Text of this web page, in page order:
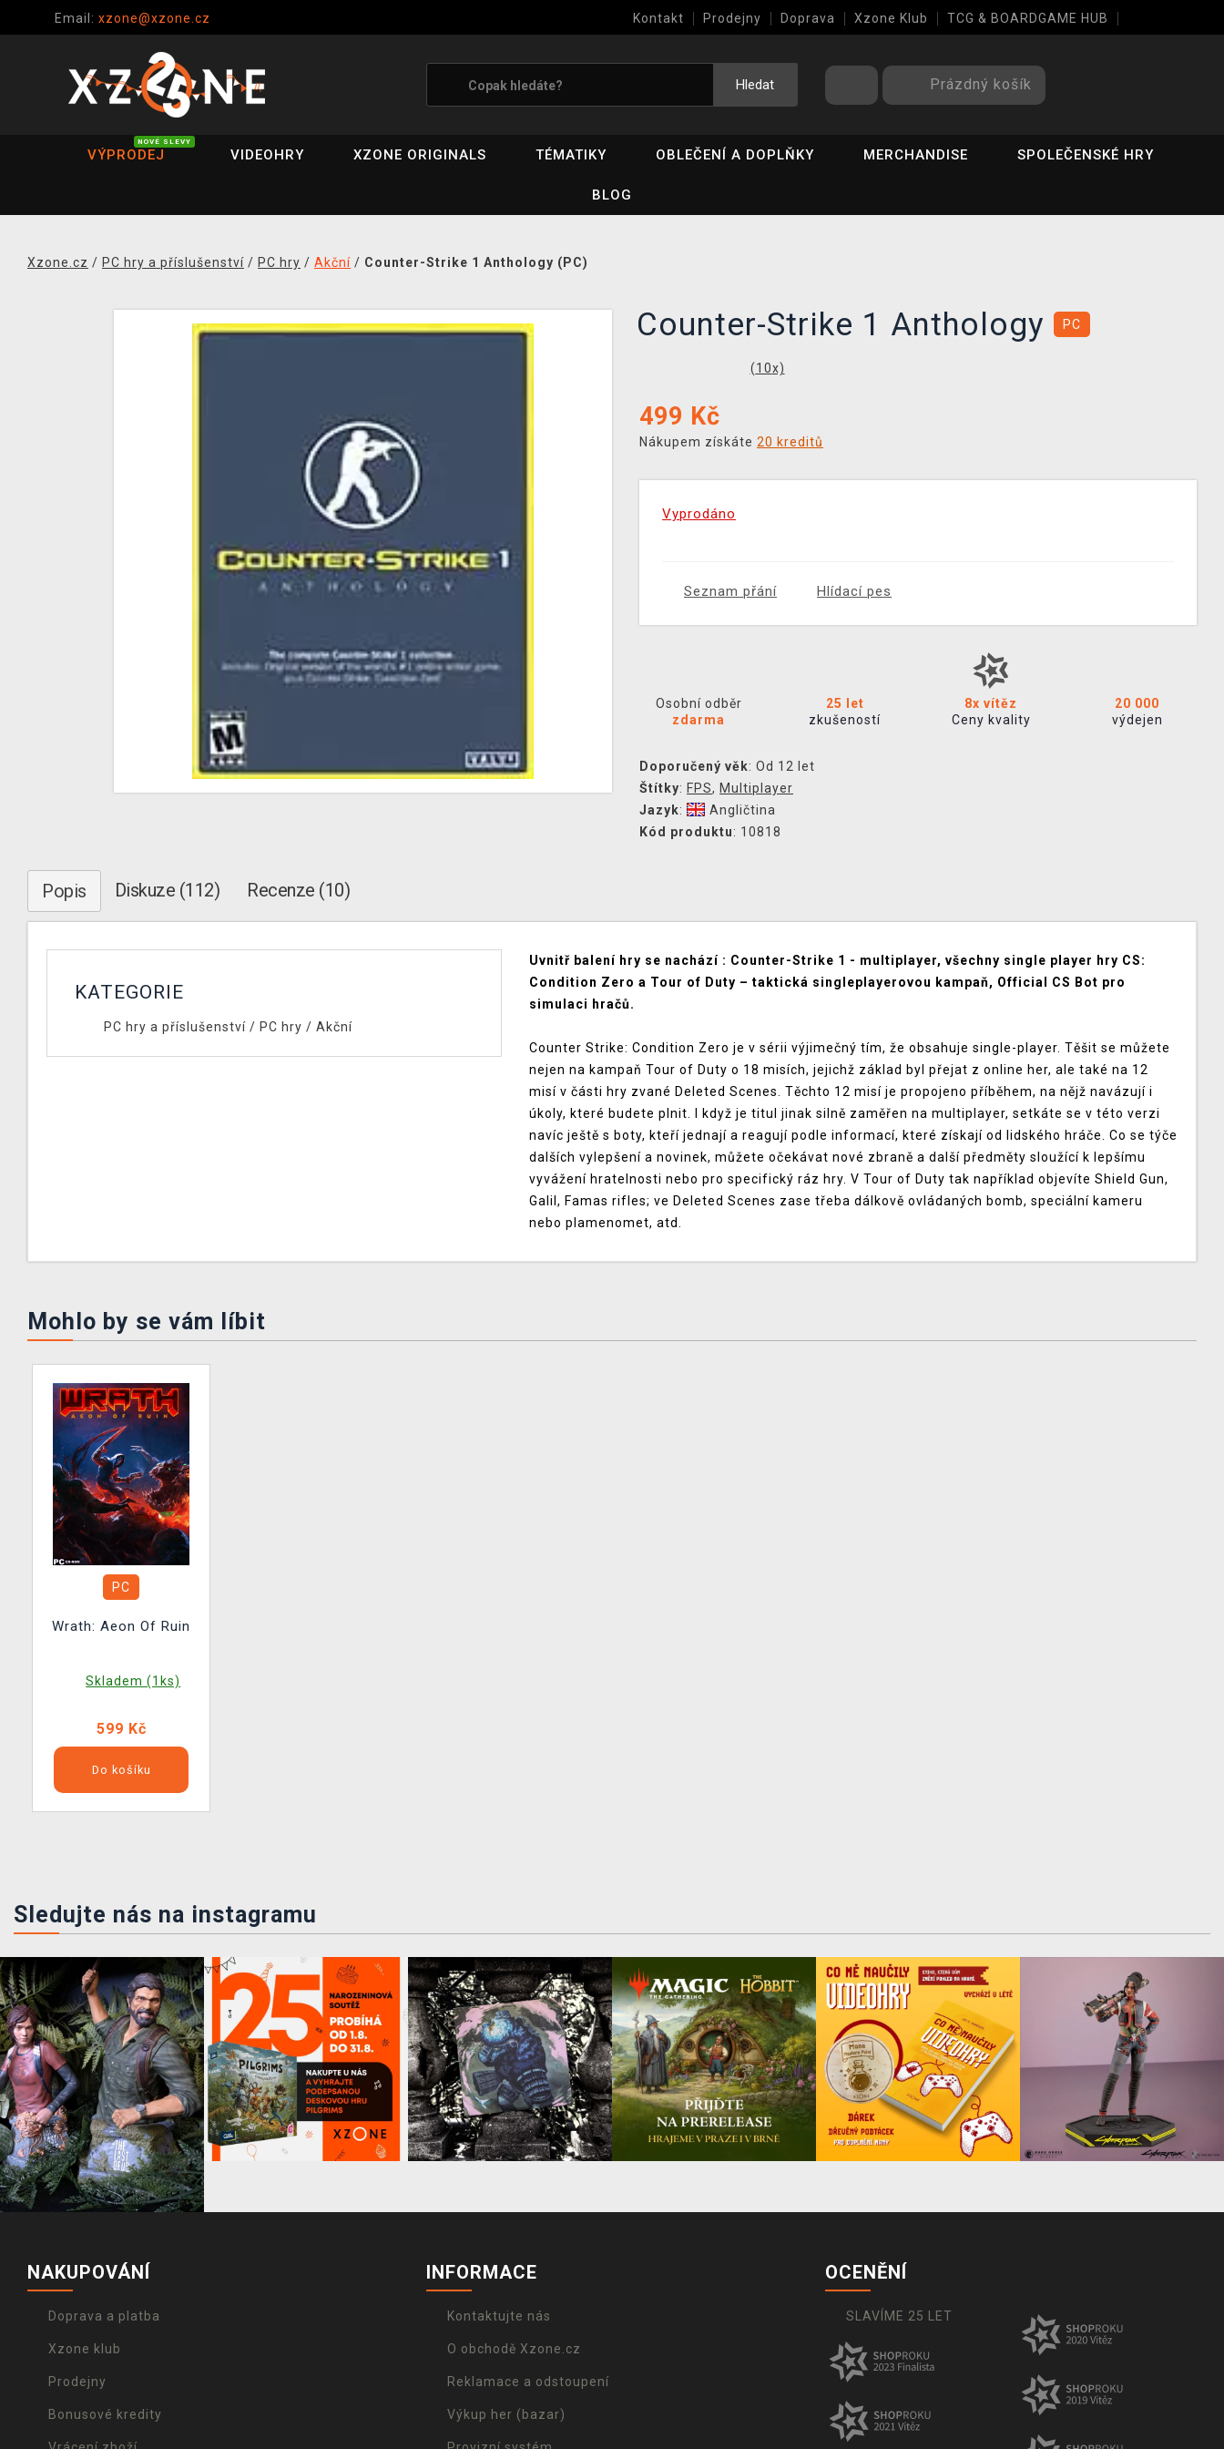
Email: xzone@xzone.cz Kontakt Prodejny Doprava Xzone Klub TCG & BOARDGAME HUB
Hledat Prázdný košík
VÝPRODEJ
NOVÉ SLEVY
VIDEOHRY XZONE ORIGINALS TÉMATIKY OBLEČENÍ A DOPLŇKY MERCHANDISE SPOLEČENSKÉ HRY
BLOG
Xzone.cz / PC hry a příslušenství / PC hry / Akční / Counter-Strike 1 Anthology (PC)
Counter-Strike 1 Anthology PC
(10x)
499 Kč
Nákupem získáte 20 kreditů
Vyprodáno
Seznam přání Hlídací pes
Osobní odběr
zdarma
25 let
zkušeností
8x vítěz
Ceny kvality
20 000
výdejen
Doporučený věk: Od 12 let
Štítky: FPS, Multiplayer
Jazyk:
Angličtina
Kód produktu: 10818
Popis Diskuze (112) Recenze (10)
KATEGORIE
PC hry a příslušenství/ PC hry / Akční
Uvnitř balení hry se nachází : Counter-Strike 1 - multiplayer, všechny single player hry CS:
Condition Zero a Tour of Duty – taktická singleplayerovou kampaň, Official CS Bot pro
simulaci hračů.
Counter Strike: Condition Zero je v sérii výjimečný tím, že obsahuje single-player. Těšit se můžete
nejen na kampaň Tour of Duty o 18 misích, jejichž základ byl přejat z online her, ale také na 12
misí v části hry zvané Deleted Scenes. Těchto 12 misí je propojeno příběhem, na nějž navázují i
úkoly, které budete plnit. I když je titul jinak silně zaměřen na multiplayer, setkáte se v této verzi
navíc ještě s boty, kteří jednají a reagují podle informací, které získají od lidského hráče. Co se týče
dalších vylepšení a novinek, můžete očekávat nové zbraně a další předměty sloužící k lepšímu
vyvážení hratelnosti nebo pro specifický ráz hry. V Tour of Duty tak například objevíte Shield Gun,
Galil, Famas rifles; ve Deleted Scenes zase třeba dálkově ovládaných bomb, speciální kameru
nebo plamenomet, atd.
Mohlo by se vám líbit
PC
Wrath: Aeon Of Ruin
Skladem (1ks)
599 Kč
Do košíku
Sledujte nás na instagramu
NAKUPOVÁNÍ
Doprava a platba
Xzone klub
Prodejny
Bonusové kredity
INFORMACE
Kontaktujte nás
O obchodě Xzone.cz
Reklamace a odstoupení
Výkup her (bazar)
OCENĚNÍ
SLAVÍME 25 LET